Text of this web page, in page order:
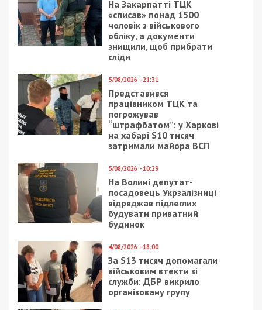
Facebook
Telegram
Twitter
WhatsApp
ViberEmail
Категории:Суспільство| Метки:карантин
укрнет
Рекламні блоки дають нам змогу
залишатися незалежними ЗМІ, а вам -
отримувати найсвіжіші новини під ними.
Приєднуйтесь також до 49000 в Google News. Слідкуйте
за останніми новинами!
Приєднатися
Читайте також
Предыдущая статья:
В Днепре зафиксировали более 200
новых случаев коронавируса